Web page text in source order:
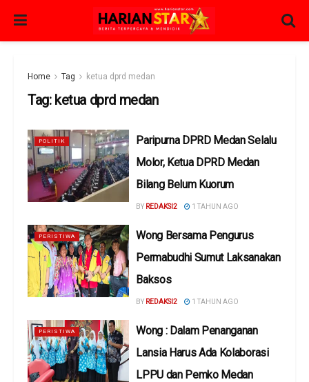
Home Tag ketua dprd medan
Tag: ketua dprd medan
POLITIK
Paripurna DPRD Medan Selalu
Molor, Ketua DPRD Medan
Bilang Belum Kuorum
BY REDAKSI2 1 TAHUN AGO
PERISTIWA
Wong Bersama Pengurus
Permabudhi Sumut Laksanakan
Baksos
BY REDAKSI2 1 TAHUN AGO
PERISTIWA
Wong : Dalam Penanganan
Lansia Harus Ada Kolaborasi
LPPU dan Pemko Medan